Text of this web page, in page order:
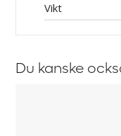
Vikt
Du kanske